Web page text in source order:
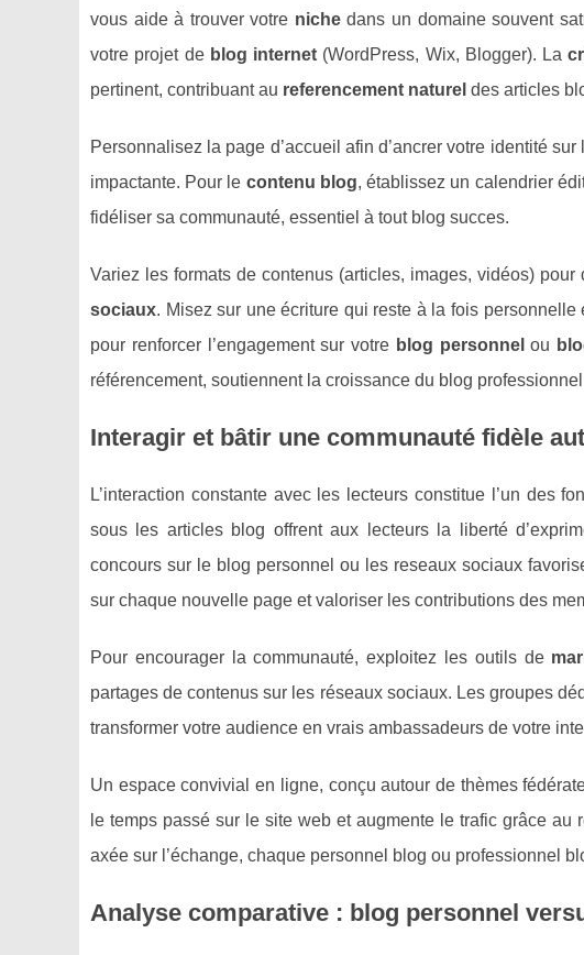
vous aide à trouver votre nichedans un domaine souvent
votre projet de blog internet (WordPress, Wix, Blogger). La
pertinent, contribuant au referencement naturel des articles
Personnalisez la page d’accueil afin d’ancrer votre identité
impactante. Pour le contenu blog, établissez un calendrier
fidéliser sa communauté, essentiel à tout blog succes.
Variez les formats de contenus (articles, images, vidéos)
sociaux. Misez sur une écriture qui reste à la fois
pour renforcer l’engagement sur votre blog personnel ou
référencement, soutiennent la croissance du blog
Interagir et bâtir une communauté fidèle
L’interaction constante avec les lecteurs constitue l’un des
sous les articles blog offrent aux lecteurs la liberté
concours sur le blog personnel ou les reseaux sociaux
sur chaque nouvelle page et valoriser les contributions des
Pour encourager la communauté, exploitez les outils de
partages de contenus sur les réseaux sociaux. Les groupes
transformer votre audience en vrais ambassadeurs de votre
Un espace convivial en ligne, conçu autour de thèmes
le temps passé sur le site web et augmente le trafic grâce
axée sur l’échange, chaque personnel blog ou professionnel
Analyse comparative : blog personnel